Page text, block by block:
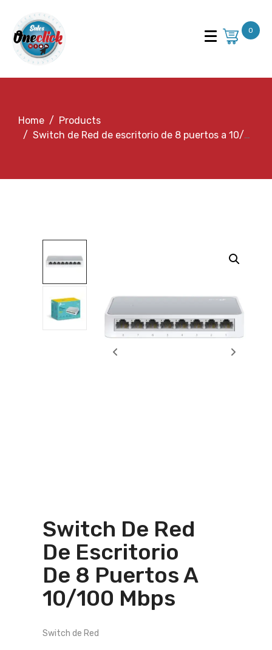
0
Home
Products
Switch de Red de escritorio de 8 puertos a 10/100 Mbps
Switch De Red
De Escritorio
De 8 Puertos A
10/100 Mbps
Switch de Red